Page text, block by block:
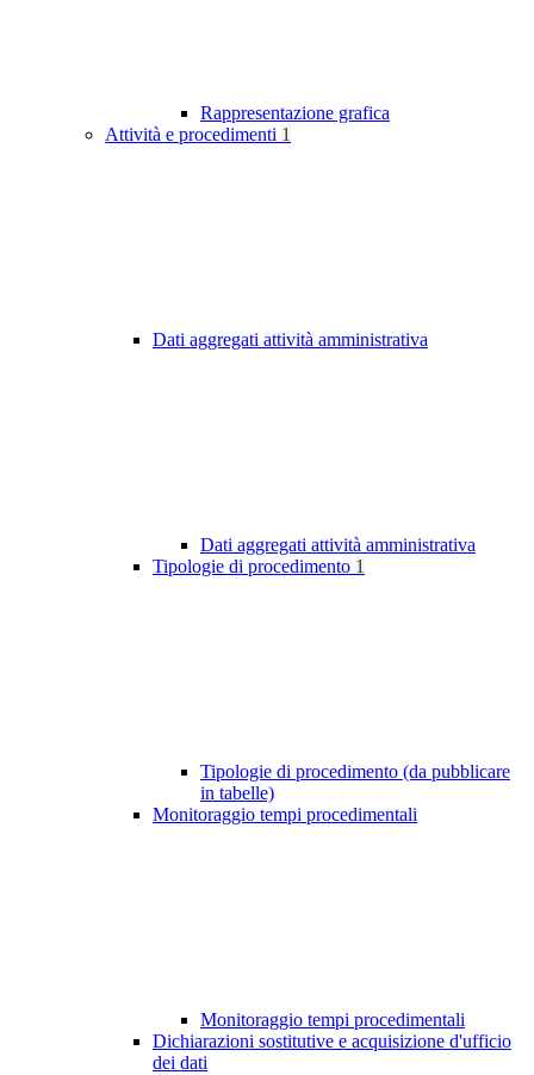
Rappresentazione grafica
Attività e procedimenti 1
Dati aggregati attività amministrativa
Dati aggregati attività amministrativa
Tipologie di procedimento 1
Tipologie di procedimento (da pubblicare
in tabelle)
Monitoraggio tempi procedimentali
Monitoraggio tempi procedimentali
Dichiarazioni sostitutive e acquisizione d'ufficio
dei dati